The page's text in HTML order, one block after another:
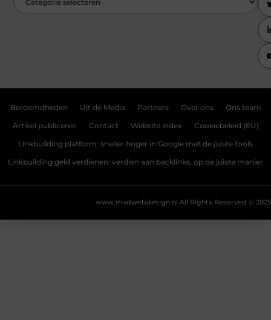
Beroemdheden Uit de Media Partners Over ons Ons team
Artikel publiceren Contact Website index Cookiebeleid (EU)
Linkbuilding platform: sneller hoger in Google met de juiste tools
Linkbuilding geld verdienen: verdien aan backlinks, op de juiste manier
All Rights Reserved © 2025
www.mvdwebdesign.nl.